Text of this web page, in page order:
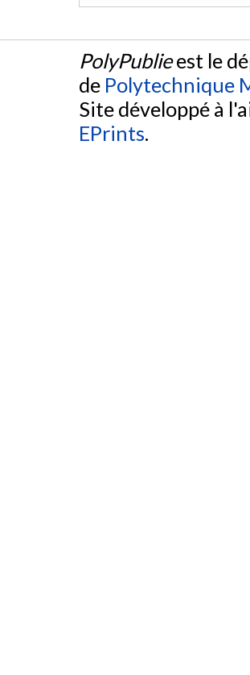
PolyPublieest le
de Polytechnique
Site développé à
EPrints.